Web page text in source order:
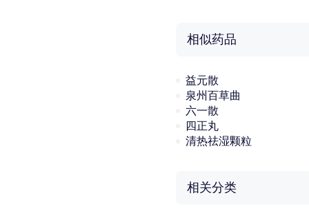
相似药品
益元散
泉州百草曲
六一散
四正丸
清热祛湿颗粒
相关分类